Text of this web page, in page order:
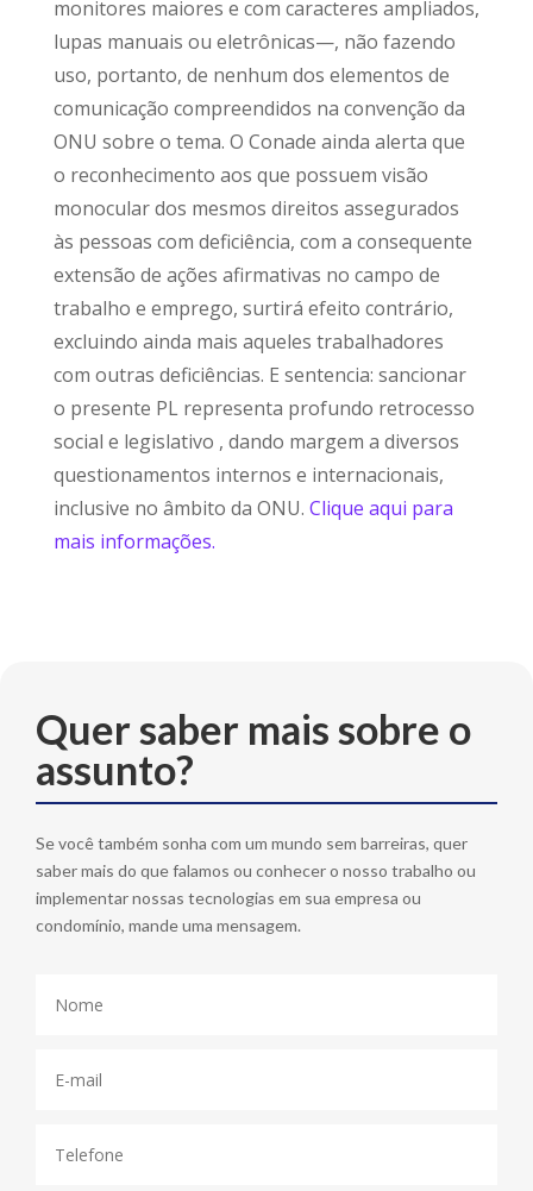
monitores maiores e com caracteres ampliados,
lupas manuais ou eletrônicas—, não fazendo
uso, portanto, de nenhum dos elementos de
comunicação compreendidos na convenção da
ONU sobre o tema. O Conade ainda alerta que
o reconhecimento aos que possuem visão
monocular dos mesmos direitos assegurados
às pessoas com deficiência, com a consequente
extensão de ações afirmativas no campo de
trabalho e emprego, surtirá efeito contrário,
excluindo ainda mais aqueles trabalhadores
com outras deficiências. E sentencia: sancionar
o presente PL representa profundo retrocesso
social e legislativo , dando margem a diversos
questionamentos internos e internacionais,
inclusive no âmbito da ONU. Clique aqui para
mais informações.
Quer saber mais sobre o
assunto?
Se você também sonha com um mundo sem barreiras, quer
saber mais do que falamos ou conhecer o nosso trabalho ou
implementar nossas tecnologias em sua empresa ou
condomínio, mande uma mensagem.